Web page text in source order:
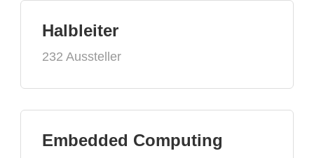
Halbleiter
232 Aussteller
Embedded Computing